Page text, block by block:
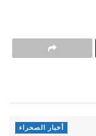
أخبار الصحراء